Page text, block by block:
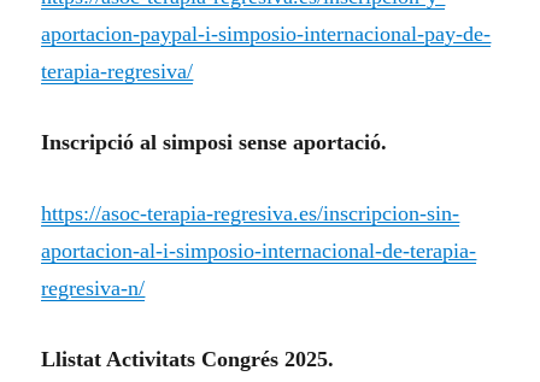
aportacion-paypal-i-simposio-internacional-pay-de-
terapia-regresiva/
Inscripció al simposi sense aportació.
https://asoc-terapia-regresiva.es/inscripcion-sin-
aportacion-al-i-simposio-internacional-de-terapia-
regresiva-n/
Llistat Activitats Congrés 2025.